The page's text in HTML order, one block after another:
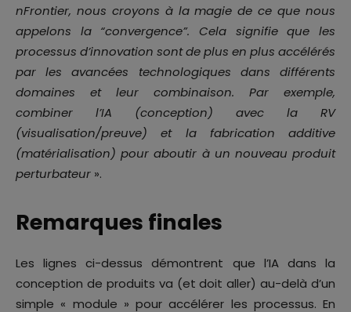
nFrontier, nous croyons à la magie de ce que nous
appelons la “convergence”. Cela signifie que les
processus d’innovation sont de plus en plus accélérés
par les avancées technologiques dans différents
domaines et leur combinaison. Par exemple,
combiner l’IA (conception) avec la RV
(visualisation/preuve) et la fabrication additive
(matérialisation) pour aboutir à un nouveau produit
perturbateur ».
Remarques finales
Les lignes ci-dessus démontrent que l’IA dans la
conception de produits va (et doit aller) au-delà d’un
simple « module » pour accélérer les processus. En